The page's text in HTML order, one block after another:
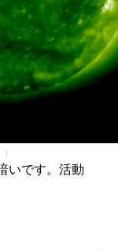
いです。活動